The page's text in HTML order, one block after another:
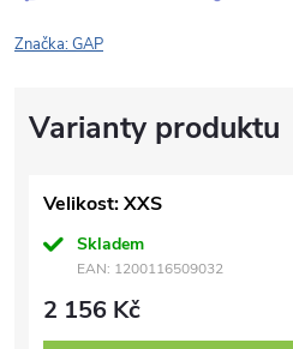
Značka:GAP
Velikost: XXS
Skladem
EAN: 1200116509032
2 156 Kč